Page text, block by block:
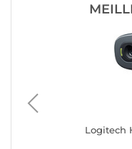
Logitech